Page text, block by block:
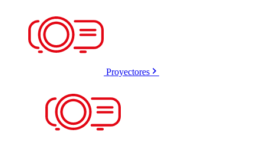
Proyectores